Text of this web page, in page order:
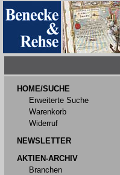
HOME/SUCHE
Erweiterte Suche
Warenkorb
Widerruf
NEWSLETTER
AKTIEN-ARCHIV
Branchen